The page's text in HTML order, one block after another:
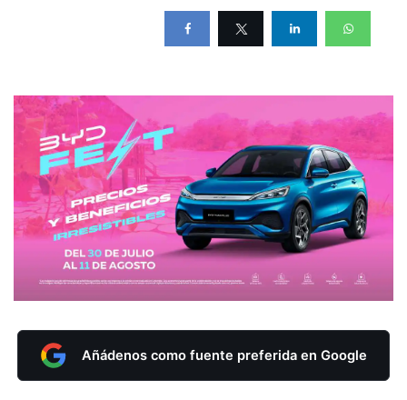
Añádenos como fuente preferida en Google